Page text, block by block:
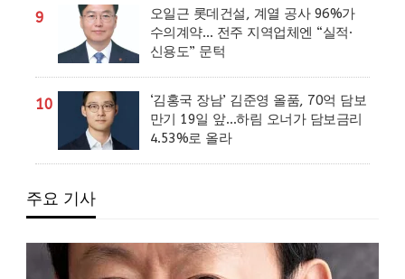
9
오일근 롯데건설, 계열 공사 96%가
수의계약… 전주 지역업체엔 “실적·
신용도” 문턱
10
‘김홍국 장남’ 김준영 올품, 70억 담보
만기 19일 앞…하림 오너가 담보금리
4.53%로 올라
주요 기사